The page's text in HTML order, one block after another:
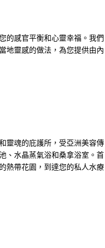
的感官平衡和心靈幸福。我們
地靈感的做法，為您提供由內
靈魂的庇護所，受亞洲美容傳
、水晶蒸氣浴和桑拿浴室。首
熱帶花園，到達您的私人水療